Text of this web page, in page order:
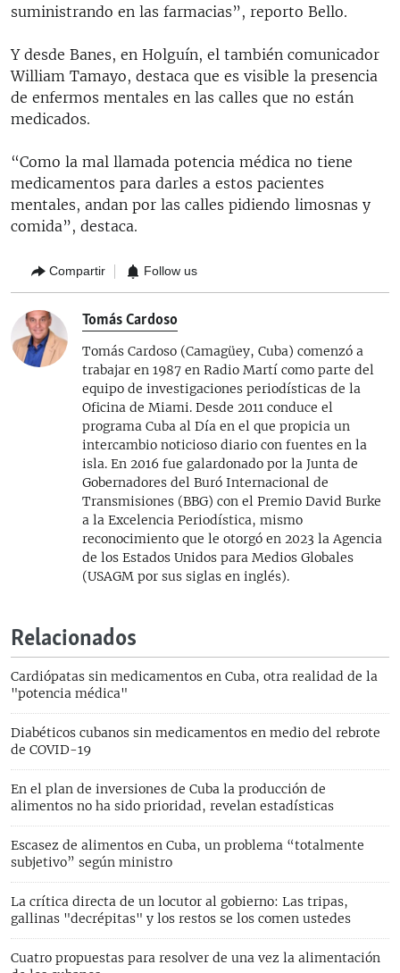
suministrando en las farmacias”, reporto Bello.
Y desde Banes, en Holguín, el también comunicador
William Tamayo, destaca que es visible la presencia
de enfermos mentales en las calles que no están
medicados.
“Como la mal llamada potencia médica no tiene
medicamentos para darles a estos pacientes
mentales, andan por las calles pidiendo limosnas y
comida”, destaca.
Compartir Follow us
Tomás Cardoso
Tomás Cardoso (Camagüey, Cuba) comenzó a
trabajar en 1987 en Radio Martí como parte del
equipo de investigaciones periodísticas de la
Oficina de Miami. Desde 2011 conduce el
programa Cuba al Día en el que propicia un
intercambio noticioso diario con fuentes en la
isla. En 2016 fue galardonado por la Junta de
Gobernadores del Buró Internacional de
Transmisiones (BBG) con el Premio David Burke
a la Excelencia Periodística, mismo
reconocimiento que le otorgó en 2023 la Agencia
de los Estados Unidos para Medios Globales
(USAGM por sus siglas en inglés).
Relacionados
Cardiópatas sin medicamentos en Cuba, otra realidad de la
"potencia médica"
Diabéticos cubanos sin medicamentos en medio del rebrote
de COVID-19
En el plan de inversiones de Cuba la producción de
alimentos no ha sido prioridad, revelan estadísticas
Escasez de alimentos en Cuba, un problema “totalmente
subjetivo” según ministro
La crítica directa de un locutor al gobierno: Las tripas,
gallinas "decrépitas" y los restos se los comen ustedes
Cuatro propuestas para resolver de una vez la alimentación